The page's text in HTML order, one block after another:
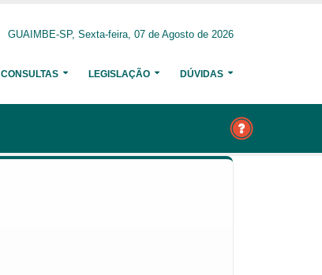
GUAIMBE-SP, Sexta-feira, 07 de Agosto de 2026
CONSULTAS LEGISLAÇÃO DÚVIDAS